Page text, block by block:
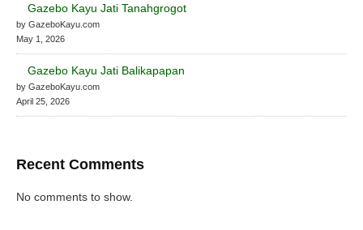
Gazebo Kayu Jati Tanahgrogot
by GazeboKayu.com
May 1, 2026
Gazebo Kayu Jati Balikapapan
by GazeboKayu.com
April 25, 2026
Recent Comments
No comments to show.